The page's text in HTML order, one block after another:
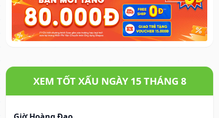
XEM TỐT XẤU NGÀY 15 THÁNG 8